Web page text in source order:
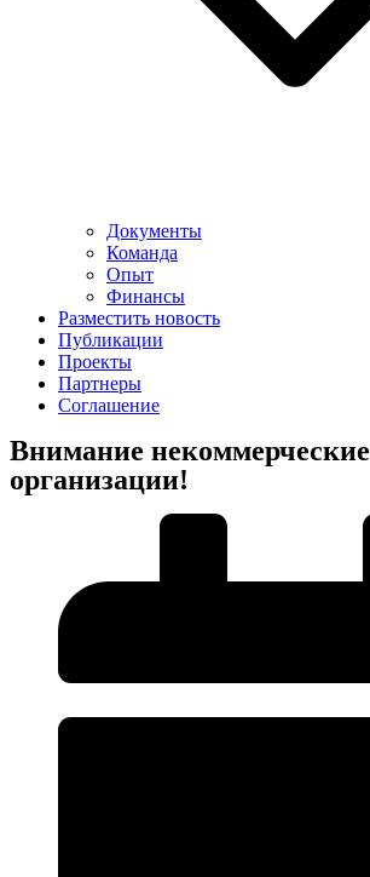
Документы
Команда
Опыт
Финансы
Разместить новость
Публикации
Проекты
Партнеры
Соглашение
Внимание некоммерческие
организации!